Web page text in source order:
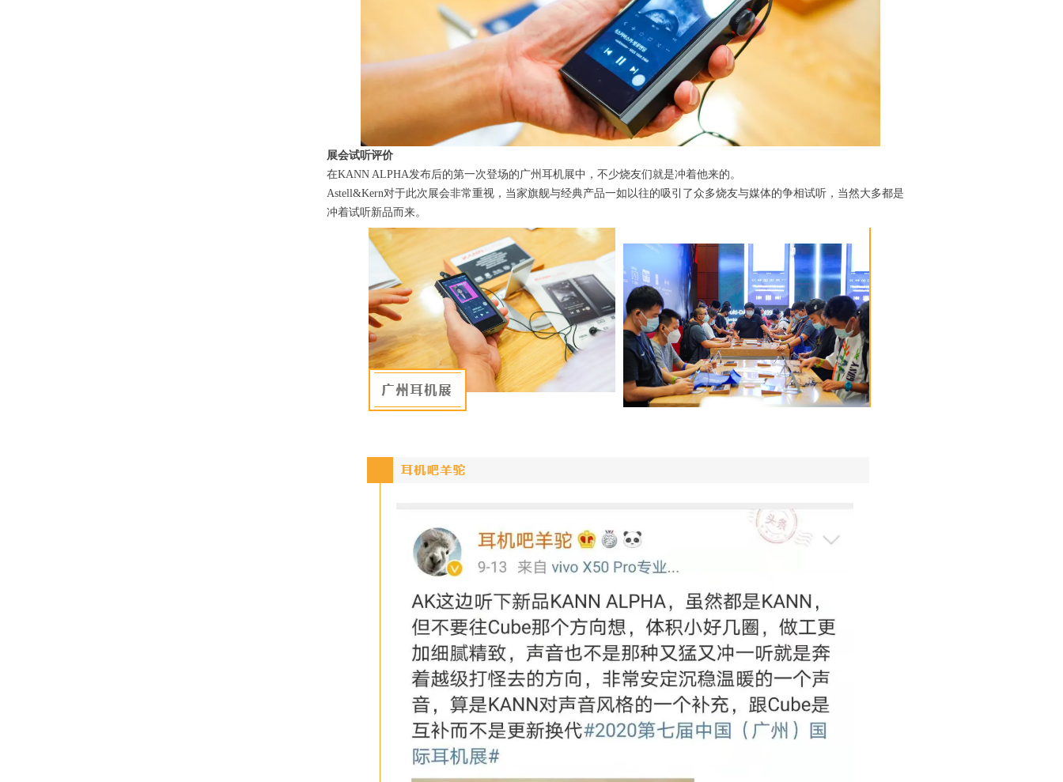
展会试听评价
在KANN ALPHA发布后的第一次登场的广州耳机展中，不少烧友们就是冲着他来的。
Astell&Kern对于此次展会非常重视，当家旗舰与经典产品一如以往的吸引了众多烧友与媒体的争相试听，当然大多都是
冲着试听新品而来。